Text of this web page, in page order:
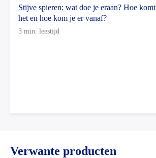
Stijve spieren: wat doe je eraan? Hoe komt
het en hoe kom je er vanaf?
3 min. leestijd
Verwante producten